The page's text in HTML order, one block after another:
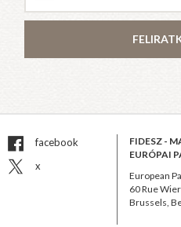
facebook
x
FIDESZ -
EURÓPAI
European
60 Rue
Brussels,